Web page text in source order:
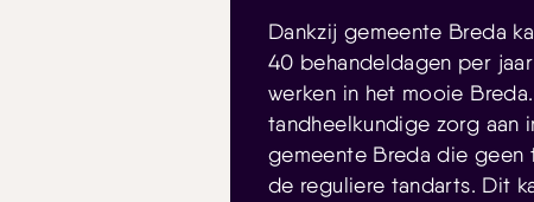
Dankzij gemeente Breda
40 behandeldagen per
werken in het mooie
tandheelkundige zorg aan
gemeente Breda die
de reguliere tandarts. Dit